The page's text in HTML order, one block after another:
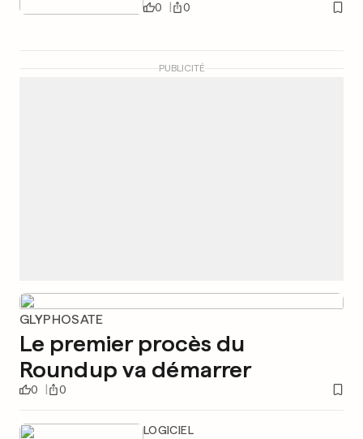
0 0
PUBLICITÉ
GLYPHOSATE
Le premier procès du
Roundup va démarrer
0 0
LOGICIEL